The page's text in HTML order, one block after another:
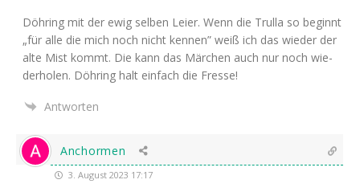
Döh­ring mit der ewig sel­ben Lei­er. Wenn die Trul­la so beginnt
„für alle die mich noch nicht ken­nen” weiß ich das wie­der der
alte Mist kommt. Die kann das Mär­chen auch nur noch wie­
der­ho­len. Döh­ring halt ein­fach die Fresse!
Antworten
Anchormen
3. August 2023 17:17